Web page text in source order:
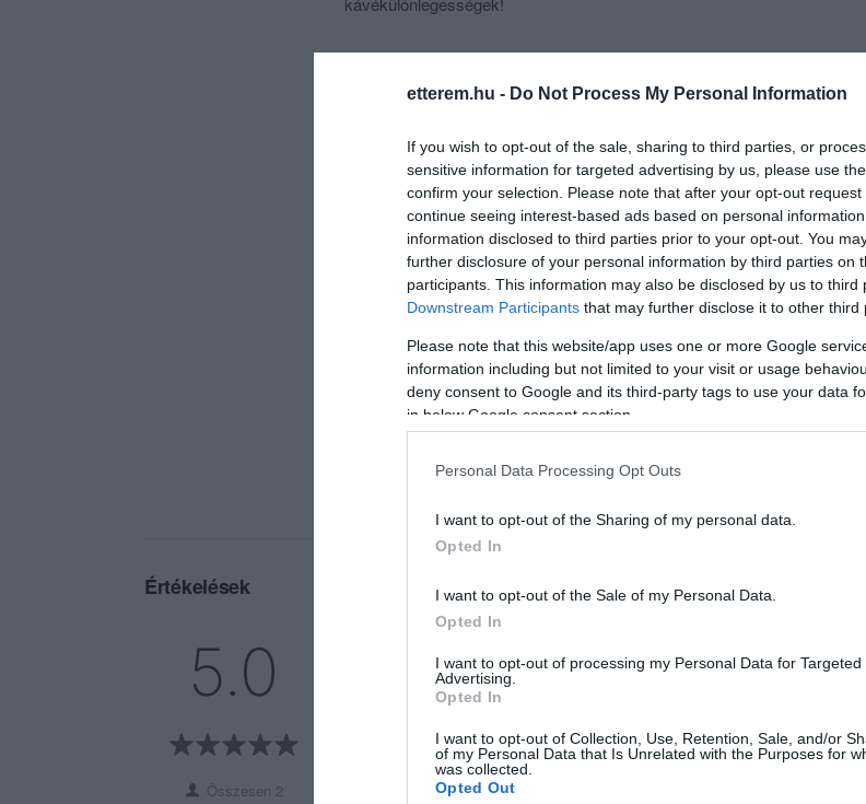
etterem.hu - Do Not Process My Personal Information
If you wish to opt-out of the sale, sharing to third parties, or
sensitive information for targeted advertising by us, please use
confirm your selection. Please note that after your opt-out
continue seeing interest-based ads based on personal
information disclosed to third parties prior to your opt-out. You
further disclosure of your personal information by third parties on
participants. This information may also be disclosed by us to third
Downstream Participants that may further disclose it to other third
Please note that this website/app uses one or more Google
information including but not limited to your visit or usage
deny consent to Google and its third-party tags to use your data
in below Google consent section.
Personal Data Processing Opt Outs
I want to opt-out of the Sharing of my personal data.
Opted In
I want to opt-out of the Sale of my Personal Data.
Opted In
I want to opt-out of processing my Personal Data for Targeted
Advertising.
Opted In
I want to opt-out of Collection, Use, Retention, Sale, and/or
of my Personal Data that Is Unrelated with the Purposes for
was collected.
Opted Out
Értékelések
5.0
Összesen 2